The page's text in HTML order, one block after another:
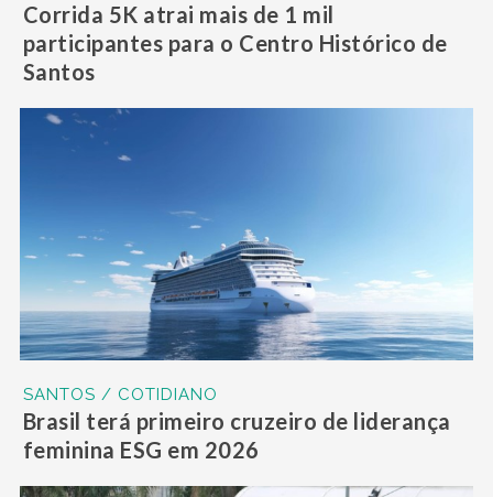
Corrida 5K atrai mais de 1 mil
participantes para o Centro Histórico de
Santos
SANTOS / COTIDIANO
Brasil terá primeiro cruzeiro de liderança
feminina ESG em 2026